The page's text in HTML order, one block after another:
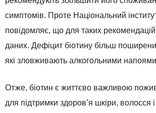
симптомів. Проте Національний
повідомляє, що для таких
даних. Дефіцит біотину більш
які зловживають алкогольними
Отже, біотин є життєво важливою
для підтримки здоров’я шкіри, волосся і